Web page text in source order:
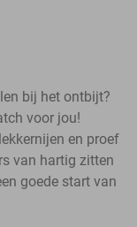
bij het ontbijt?
voor jou!
en proef
van hartig zitten
goede start van